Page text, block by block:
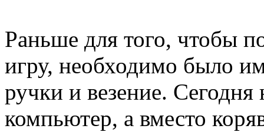
Раньше для того, чтобы
игру, необходимо было
ручки и везение.
компьютер, а вместо